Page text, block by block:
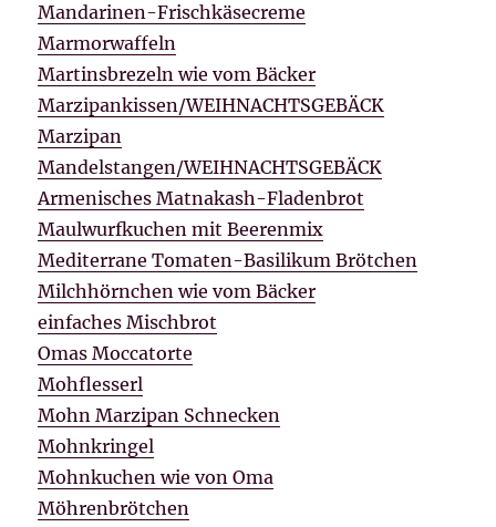
Mandarinen-Frischkäsecreme
Marmorwaffeln
Martinsbrezeln wie vom Bäcker
Marzipankissen/WEIHNACHTSGEBÄCK
Marzipan
Mandelstangen/WEIHNACHTSGEBÄCK
Armenisches Matnakash-Fladenbrot
Maulwurfkuchen mit Beerenmix
Mediterrane Tomaten-Basilikum Brötchen
Milchhörnchen wie vom Bäcker
einfaches Mischbrot
Omas Moccatorte
Mohflesserl
Mohn Marzipan Schnecken
Mohnkringel
Mohnkuchen wie von Oma
Möhrenbrötchen